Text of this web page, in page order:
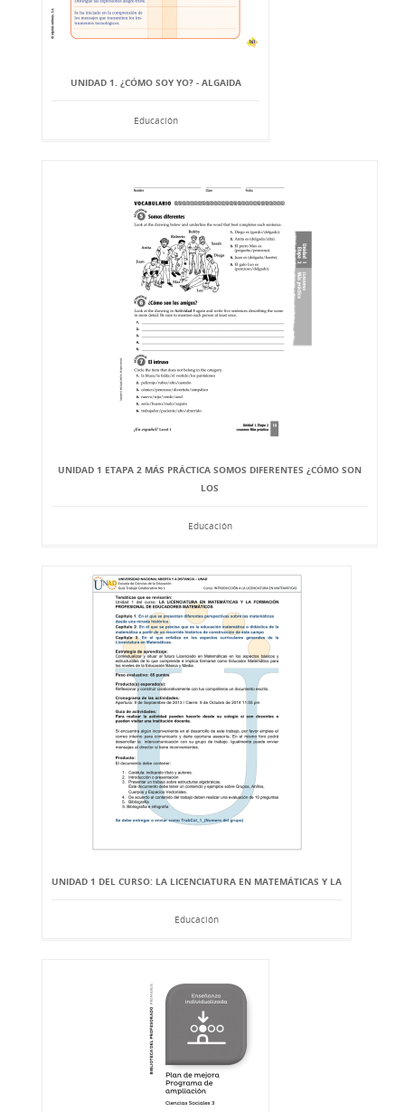
UNIDAD 1. ¿CÓMO SOY YO? - ALGAIDA
Educación
UNIDAD 1 ETAPA 2 MÁS PRÁCTICA SOMOS DIFERENTES ¿CÓMO SON
LOS
Educación
UNIDAD 1 DEL CURSO: LA LICENCIATURA EN MATEMÁTICAS Y LA
Educación